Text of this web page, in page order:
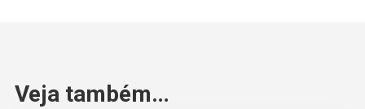
Veja também…